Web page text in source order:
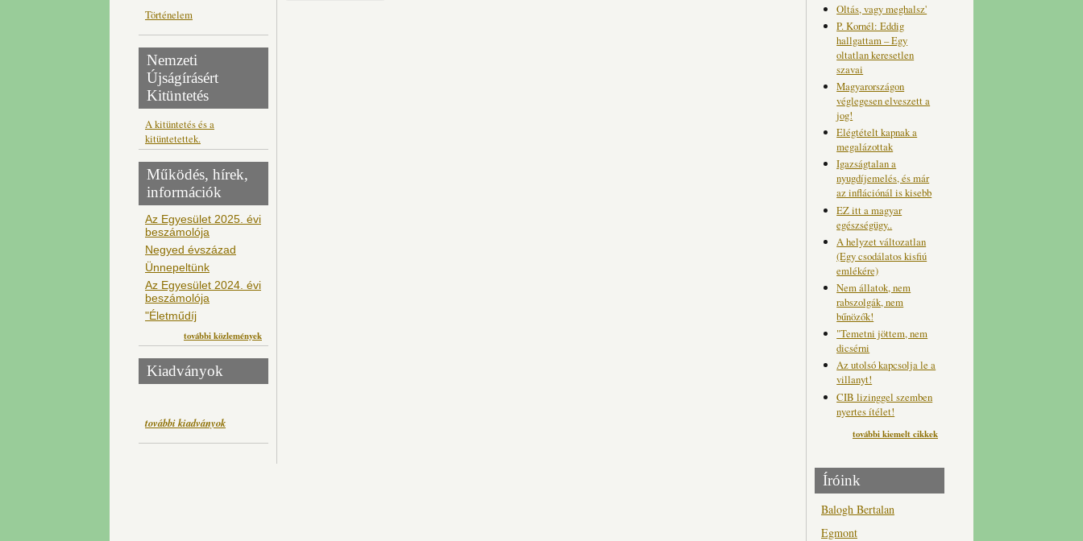
Történelem
Nemzeti
Újságírásért
Kitüntetés
A kitüntetés és a
kitüntetettek.
Működés, hírek,
információk
Az Egyesület 2025. évi
beszámolója
Negyed évszázad
Ünnepeltünk
Az Egyesület 2024. évi
beszámolója
"Életműdíj
további közlemények
Kiadványok
további kiadványok
Oltás, vagy meghalsz'
P. Kornél: Eddig
hallgattam – Egy
oltatlan keresetlen
szavai
Magyarországon
véglegesen elveszett a
jog!
Elégtételt kapnak a
megalázottak
Igazságtalan a
nyugdíjemelés, és már
az inflációnál is kisebb
EZ itt a magyar
egészségügy..
A helyzet változatlan
(Egy csodálatos kisfiú
emlékére)
Nem állatok, nem
rabszolgák, nem
bűnözők!
"Temetni jöttem, nem
dicsérni
Az utolsó kapcsolja le a
villanyt!
CIB lizinggel szemben
nyertes ítélet!
további kiemelt cikkek
Íróink
Balogh Bertalan
Egmont